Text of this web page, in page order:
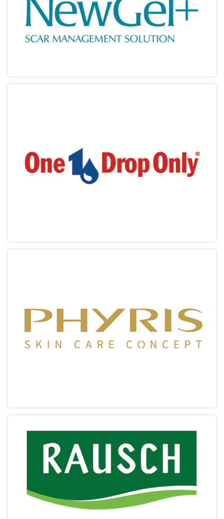
相關產品
淡化疤痕現新「肌」
相關產品
專業口腔及牙齒護理
Phyris【汎姿】
相關產品